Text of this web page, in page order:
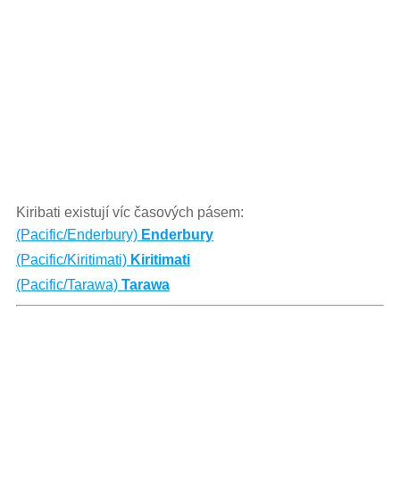
Kiribati existují víc časových pásem:
(Pacific/Enderbury) Enderbury
(Pacific/Kiritimati) Kiritimati
(Pacific/Tarawa) Tarawa